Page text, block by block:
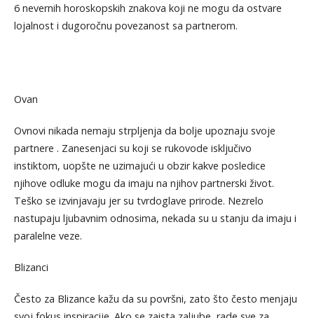
6 nevernih horoskopskih znakova koji ne mogu da ostvare
lojalnost i dugoročnu povezanost sa partnerom.
Ovan
Ovnovi nikada nemaju strpljenja da bolje upoznaju svoje
partnere . Zanesenjaci su koji se rukovode isključivo
instiktom, uopšte ne uzimajući u obzir kakve posledice
njihove odluke mogu da imaju na njihov partnerski život.
Teško se izvinjavaju jer su tvrdoglave prirode. Nezrelo
nastupaju ljubavnim odnosima, nekada su u stanju da imaju i
paralelne veze.
Blizanci
Često za Blizance kažu da su površni, zato što često menjaju